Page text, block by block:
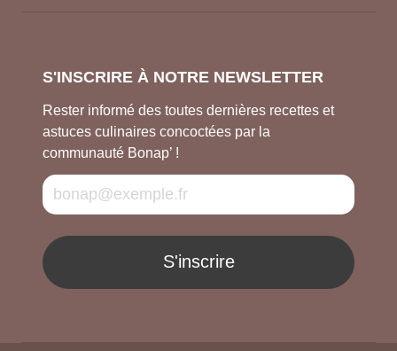
S'INSCRIRE À NOTRE NEWSLETTER
Rester informé des toutes dernières recettes et
astuces culinaires concoctées par la
communauté Bonap’ !
S'inscrire